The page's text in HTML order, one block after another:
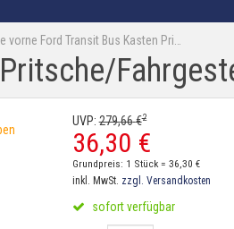
vorne Ford Transit Bus Kasten Pri…
UVP:279,66€2
36,30 €
Grundpreis: 1 Stück = 36,30 €
inkl. MwSt. zzgl. Versandkosten
sofort verfügbar